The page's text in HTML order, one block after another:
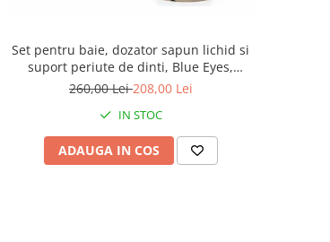
Set pentru baie, dozator sapun lichid si
suport periute de dinti, Blue Eyes,
ceramica smaltuita, pictata manual
260,00 Lei208,00 Lei
IN STOC
ADAUGA IN COS